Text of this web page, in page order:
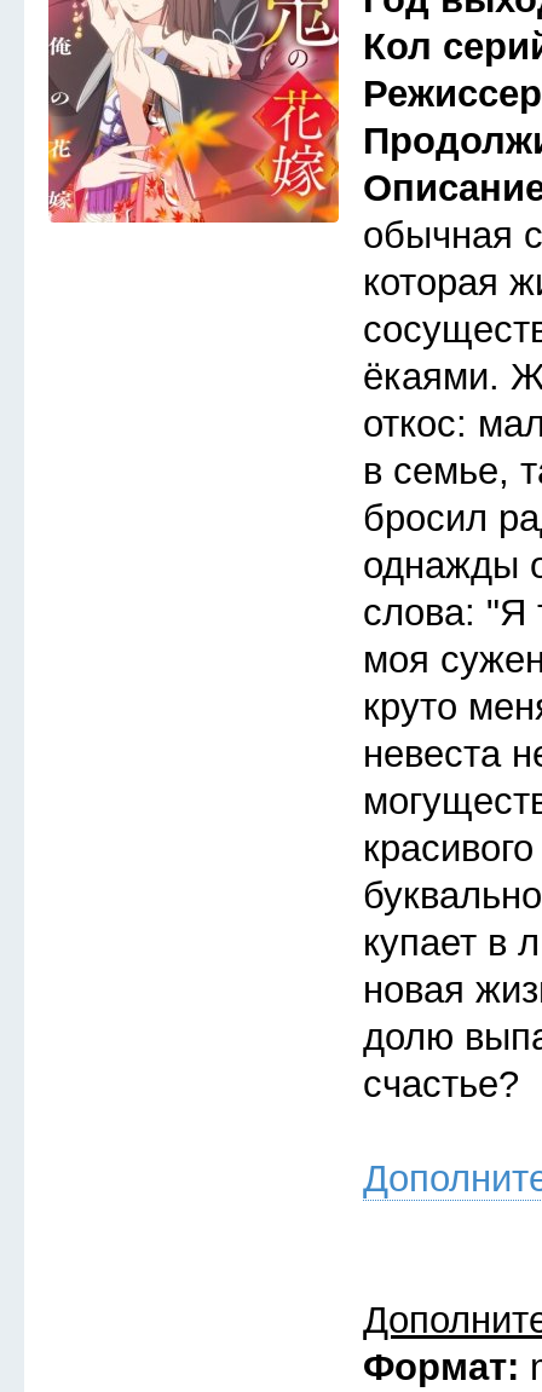
Кол
обычная
которая
ёкаями.
откос:
в семье,
бросил
однажды
слова: "Я
моя
круто
невеста
купает в
новая
долю
счастье?
Формат: